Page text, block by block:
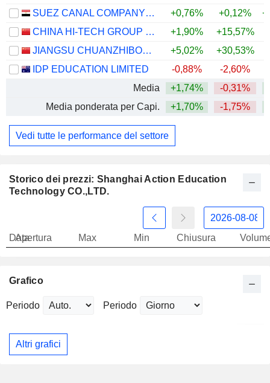
SUEZ CANAL COMPANY FOR TECHNOLOGY SETTLING (S.A.E)
+0,76% +0,12%
CHINA HI-TECH GROUP CO., LTD.
+1,90% +15,57%
JIANGSU CHUANZHIBOKE EDUCATION TECHNOLOGY CO., LTD.
+5,02% +30,53%
IDP EDUCATION LIMITED
-0,88% -2,60%
Media
+1,74% -0,31%
Media ponderata per Capi.
+1,70% -1,75%
Vedi tutte le performance del settore
Storico dei prezzi: Shanghai Action Education
Technology CO.,LTD.
Data
Apertura Max Min Chiusura
Grafico
Periodo Periodo
Altri grafici